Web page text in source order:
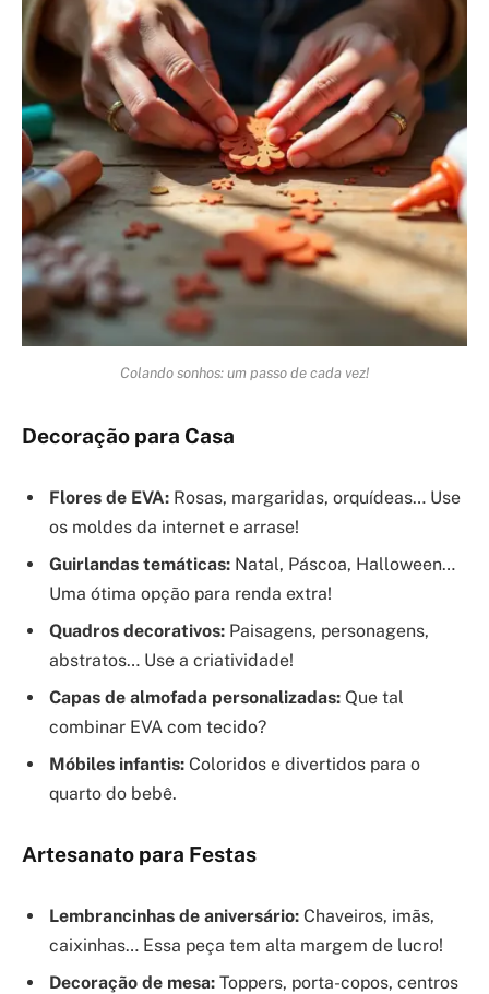
Colando sonhos: um passo de cada vez!
Decoração para Casa
Flores de EVA: Rosas, margaridas, orquídeas… Use
os moldes da internet e arrase!
Guirlandas temáticas: Natal, Páscoa, Halloween…
Uma ótima opção para renda extra!
Quadros decorativos: Paisagens, personagens,
abstratos… Use a criatividade!
Capas de almofada personalizadas: Que tal
combinar EVA com tecido?
Móbiles infantis: Coloridos e divertidos para o
quarto do bebê.
Artesanato para Festas
Lembrancinhas de aniversário: Chaveiros, imãs,
caixinhas… Essa peça tem alta margem de lucro!
Decoração de mesa: Toppers, porta-copos, centros